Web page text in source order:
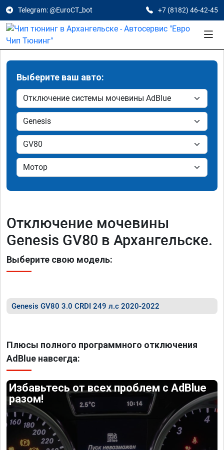
Telegram: @EuroCT_bot +7 (8182) 46-42-45
Выберите ваш авто:
Отключение мочевины
Genesis GV80 в Архангельске.
Выберите свою модель:
Genesis GV80 3.0 CRDI 249 л.с 2020-2022
Плюсы полного программного отключения
AdBlue навсегда:
Избавьтесь от всех проблем с AdBlue
разом!